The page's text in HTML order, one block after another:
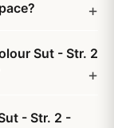
Sut - Str. 2
- Str. 2 -